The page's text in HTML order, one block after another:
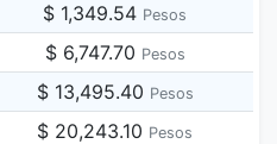
$ 1,349.54 Pesos
$ 6,747.70 Pesos
$ 13,495.40 Pesos
$ 20,243.10 Pesos